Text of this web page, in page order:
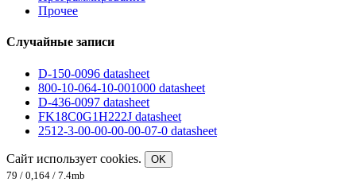
Прочее
Случайные записи
D-150-0096 datasheet
800-10-064-10-001000 datasheet
D-436-0097 datasheet
FK18C0G1H222J datasheet
2512-3-00-00-00-00-07-0 datasheet
Сайт использует cookies.
OK
79 / 0,164 / 7.4mb